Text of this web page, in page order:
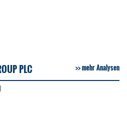
PLC mehr Analysen